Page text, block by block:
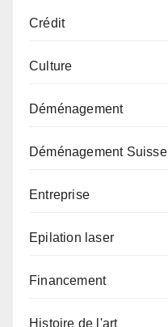
Crédit
Culture
Déménagement
Déménagement Suisse
Entreprise
Epilation laser
Financement
Histoire de l'art